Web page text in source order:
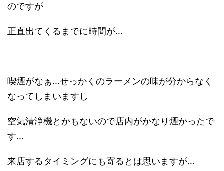
のですが
正直出てくるまでに時間が…
喫煙がなぁ...せっかくのラーメンの味が分からなく
なってしまいますし
空気清浄機とかもないので店内がかなり煙かったで
す…
来店するタイミングにも寄るとは思いますが…